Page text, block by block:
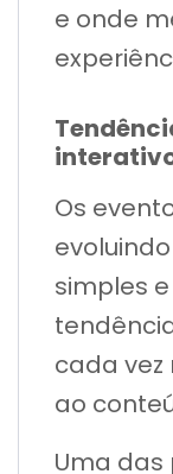
e onde
Os
simples
cada vez
ao
Uma das